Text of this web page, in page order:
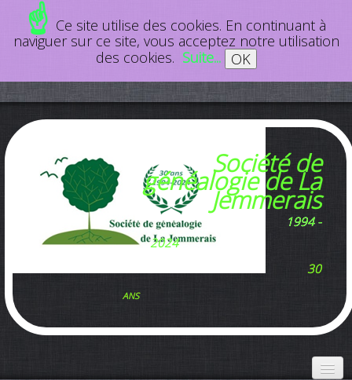
☝ Ce site utilise des cookies. En continuant à
naviguer sur ce site, vous acceptez notre utilisation
des cookies. Suite... OK
Société de
généalogie de La
Jemmerais
1994 -
2024
30
ans